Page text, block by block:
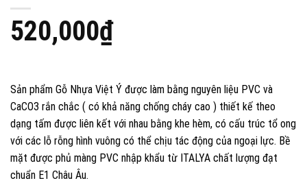
520,000₫
Sản phẩm Gỗ Nhựa Việt Ý được làm bằng nguyên liệu PVC và
CaCO3 rắn chắc ( có khả năng chống cháy cao ) thiết kế theo
dạng tấm được liên kết với nhau bằng khe hèm, có cấu trúc tổ ong
với các lỗ rỗng hình vuông có thể chịu tác động của ngoại lực. Bề
mặt được phủ màng PVC nhập khẩu từ ITALYA chất lượng đạt
chuẩn E1 Châu Âu.